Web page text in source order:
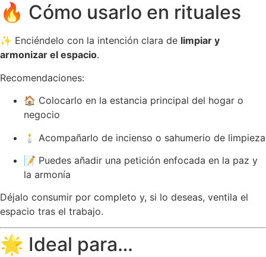
🔥 Cómo usarlo en rituales
✨ Enciéndelo con la intención clara de limpiar y
armonizar el espacio.
Recomendaciones:
🏠 Colocarlo en la estancia principal del hogar o
negocio
🕯️ Acompañarlo de incienso o sahumerio de limpieza
📝 Puedes añadir una petición enfocada en la paz y
la armonía
Déjalo consumir por completo y, si lo deseas, ventila el
espacio tras el trabajo.
🌟 Ideal para…